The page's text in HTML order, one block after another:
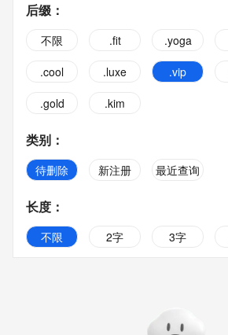
后缀 ：
不限 .fit .yoga
.cool
.luxe .vip
.gold
.kim
类别 ：
待删除 新注册 最近查询
长度 ：
不限 2字 3字